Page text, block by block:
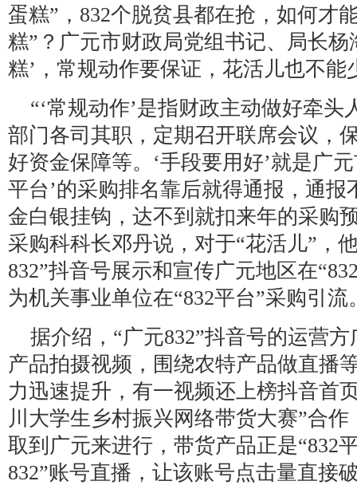
蛋糕”，832个脱贫县都在抢，如何才
糕”？广元市财政局党组书记、局长杨
糕’，常规动作要保证，花活儿也不能
“‘常规动作’是指财政主动做好牵
部门各司其职，定期召开联席会议，
好资金保障等。‘手段要用好’就是广
平台’的采购排名靠后就得通报，通
金白银挂钩，达不到就扣来年的采购
采购科科长邓丹说，对于“花活儿”，
832”抖音号展示和宣传广元地区在
为机关事业单位在“832平台”采购引流
据介绍，“广元832”抖音号的运营
产品拍摄视频，围绕农特产品做直播
力迅速提升，有一视频还上榜抖音首
川大学生乡村振兴网络带货大赛”合
取到广元来进行，带货产品正是“832
832”账号直播，让该账号点击量直接